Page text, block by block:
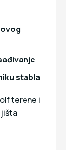
stabla
terene i